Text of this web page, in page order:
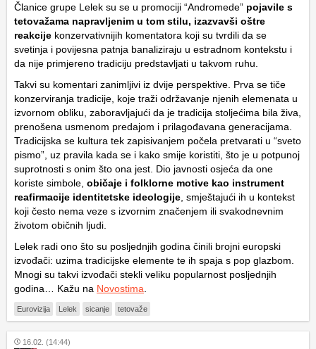
Članice grupe Lelek su se u promociji “Andromede” pojavile s
tetovažama napravljenim u tom stilu, izazvavši oštre
reakcije konzervativnijih komentatora koji su tvrdili da se
svetinja i povijesna patnja banaliziraju u estradnom kontekstu i
da nije primjereno tradiciju predstavljati u takvom ruhu.
Takvi su komentari zanimljivi iz dvije perspektive. Prva se tiče
konzerviranja tradicije, koje traži održavanje njenih elemenata u
izvornom obliku, zaboravljajući da je tradicija stoljećima bila živa,
prenošena usmenom predajom i prilagođavana generacijama.
Tradicijska se kultura tek zapisivanjem počela pretvarati u “sveto
pismo”, uz pravila kada se i kako smije koristiti, što je u potpunoj
suprotnosti s onim što ona jest. Dio javnosti osjeća da one
koriste simbole, običaje i folklorne motive kao instrument
reafirmacije identitetske ideologije , smještajući ih u kontekst
koji često nema veze s izvornim značenjem ili svakodnevnim
životom običnih ljudi.
Lelek radi ono što su posljednjih godina činili brojni europski
izvođači: uzima tradicijske elemente te ih spaja s pop glazbom.
Mnogi su takvi izvođači stekli veliku popularnost posljednjih
godina… Kažu na Novostima
Eurovizija Lelek sicanje tetovaže
16.02. (14:44)